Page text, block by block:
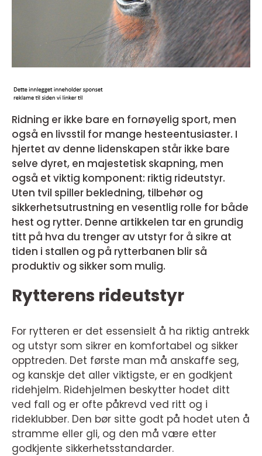
Ridning er ikke bare en fornøyelig sport, men
også en livsstil for mange hesteentusiaster. I
hjertet av denne lidenskapen står ikke bare
selve dyret, en majestetisk skapning, men
også et viktig komponent: riktig rideutstyr.
Uten tvil spiller bekledning, tilbehør og
sikkerhetsutrustning en vesentlig rolle for både
hest og rytter. Denne artikkelen tar en grundig
titt på hva du trenger av utstyr for å sikre at
tiden i stallen og på rytterbanen blir så
produktiv og sikker som mulig.
Rytterens rideutstyr
For rytteren er det essensielt å ha riktig antrekk
og utstyr som sikrer en komfortabel og sikker
opptreden. Det første man må anskaffe seg,
og kanskje det aller viktigste, er en godkjent
ridehjelm. Ridehjelmen beskytter hodet ditt
ved fall og er ofte påkrevd ved ritt og i
rideklubber. Den bør sitte godt på hodet uten å
stramme eller gli, og den må være etter
godkjente sikkerhetsstandarder.